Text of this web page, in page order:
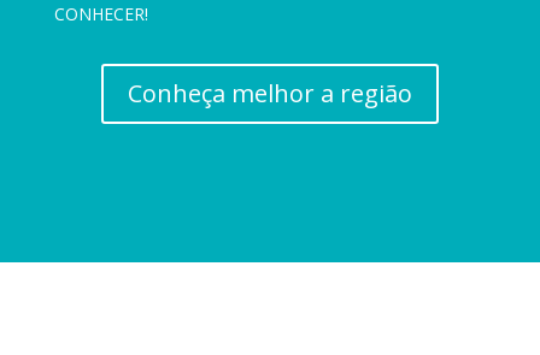
CONHECER!
Conheça melhor a região